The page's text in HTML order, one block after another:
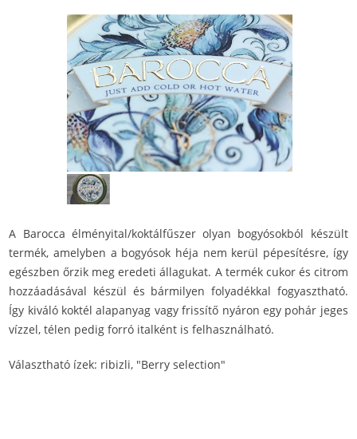
A Barocca élményital/koktálfűszer olyan bogyósokból készült
termék, amelyben a bogyósok héja nem kerül pépesítésre, így
egészben őrzik meg eredeti állagukat. A termék cukor és citrom
hozzáadásával készül és bármilyen folyadékkal fogyasztható.
Így kiváló koktél alapanyag vagy frissítő nyáron egy pohár jeges
vízzel, télen pedig forró italként is felhasználható.
Választható ízek: ribizli, "Berry selection"